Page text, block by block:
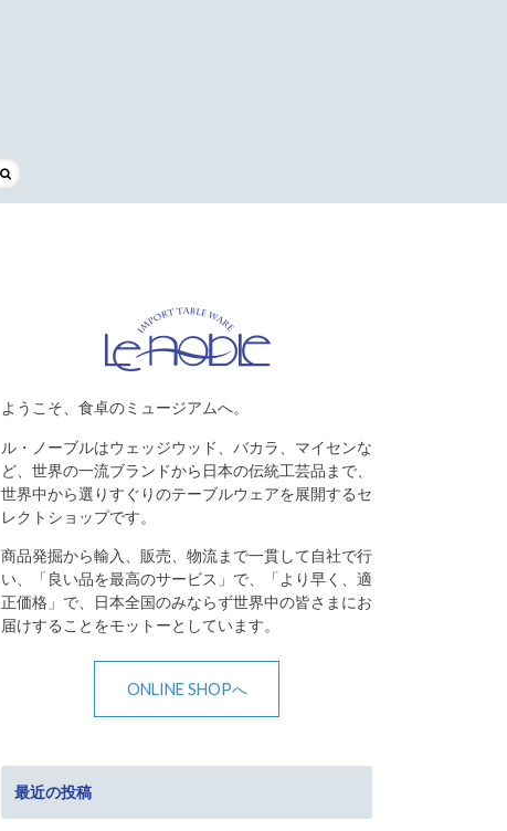
ようこそ、食卓のミュージアムへ。
ル・ノーブルはウェッジウッド、バカラ、マイセンな
ど、世界の一流ブランドから日本の伝統工芸品まで、
世界中から選りすぐりのテーブルウェアを展開するセ
レクトショップです。
商品発掘から輸入、販売、物流まで一貫して自社で行
い、「良い品を最高のサービス」で、「より早く、適
正価格」で、日本全国のみならず世界中の皆さまにお
届けすることをモットーとしています。
ONLINE SHOPへ
最近の投稿